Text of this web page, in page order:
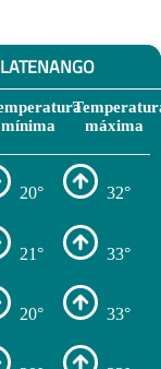
mínima
máxima
20° 32°
21° 33°
20° 33°